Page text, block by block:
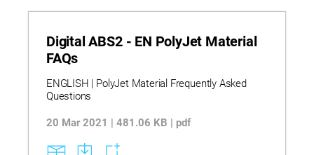
Digital ABS2 - EN PolyJet Material
FAQs
ENGLISH | PolyJet Material Frequently Asked
Questions
20 Mar 2021 | 481.06 KB | pdf